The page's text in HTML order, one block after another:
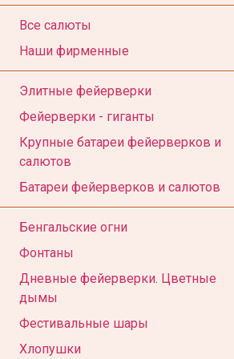
Все салюты
Наши фирменные
Элитные фейерверки
Фейерверки - гиганты
Крупные батареи фейерверков и
салютов
Батареи фейерверков и салютов
Бенгальские огни
Фонтаны
Дневные фейерверки. Цветные
дымы
Фестивальные шары
Хлопушки